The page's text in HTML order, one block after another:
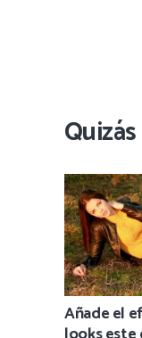
Añade el